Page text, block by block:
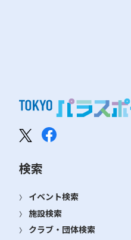
検索
イベント検索
施設検索
クラブ・団体検索